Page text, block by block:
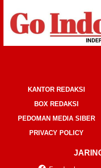
KANTOR REDAKSI
BOX REDAKSI
PEDOMAN MEDIA SIBER
PRIVACY POLICY